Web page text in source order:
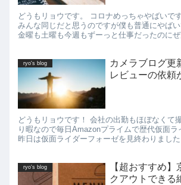
どうもリョウです。 コロナめっちゃやばいで
みんな同じだと思うのですが僕も普通にやば
金曜も土曜も今週もずーっと仕事だったのにぜ
ryo's blog
カメラブログ更
レビューの依頼
どうもリョウです！ 会社の出勤もほぼなくて
り暇なので毎日Amazonプライムで歴代仮面ラ
昨日は仮面ライダーフォーゼを見終わりました
ryo's blog
【超おすすめ】
クアウトできる